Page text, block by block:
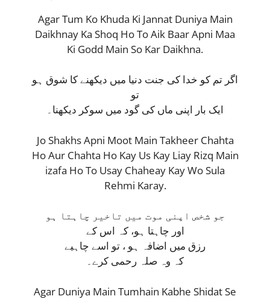
Agar Tum Ko Khuda Ki Jannat Duniya Main
Daikhnay Ka Shoq Ho To Aik Baar Apni Maa
Ki Godd Main So Kar Daikhna.
اگر تم کو خدا کی جنت دنیا میں دیکھنے کا شوق ہو
تو
ایک بار اپنی ماں کی گود میں سوکر دیکھنا۔
Jo Shakhs Apni Moot Main Takheer Chahta
Ho Aur Chahta Ho Kay Us Kay Liay Rizq Main
izafa Ho To Usay Chaheay Kay Wo Sula
Rehmi Karay.
جو شخص اپنی موت میں تاخیر چاہتا ہو
اور چاہتا ہو، کہ اس کے
رزق میں اضافہ ہو ، تو اسے چاہیے
کہ وہ صلہ رحمی کرے۔
Agar Duniya Main Tumhain Kabhe Shidat Se